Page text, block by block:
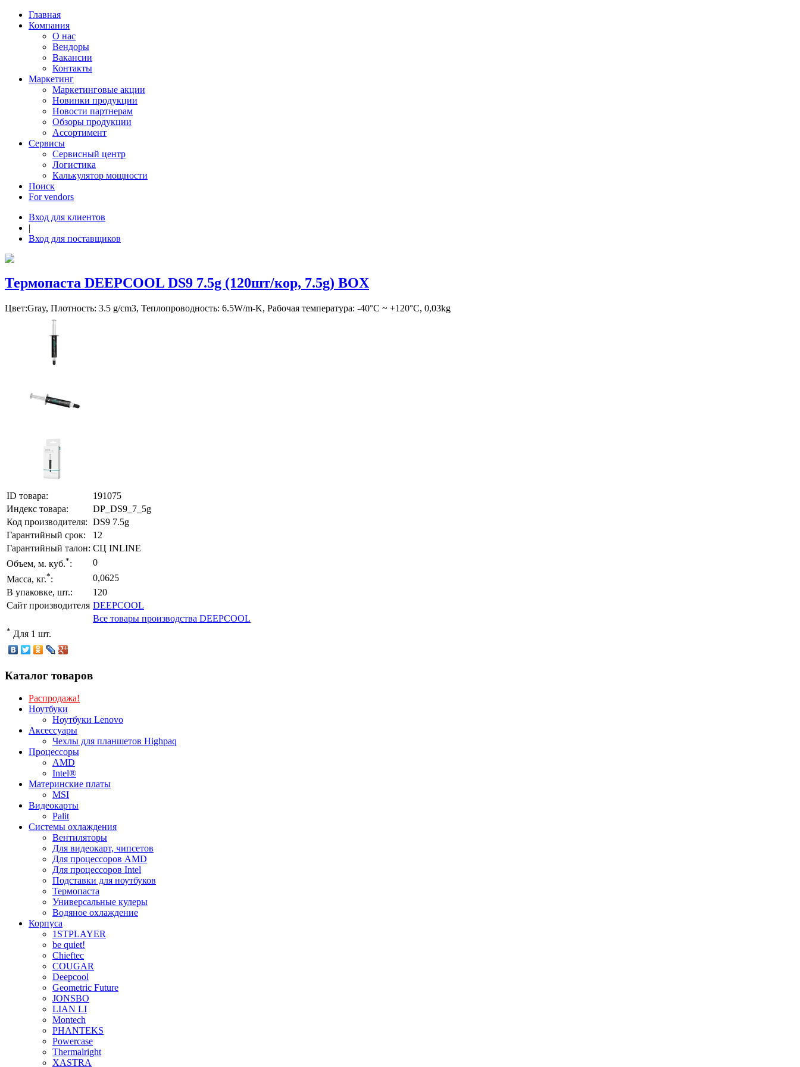
Главная
Компания
О нас
Вендоры
Вакансии
Контакты
Маркетинг
Маркетинговые акции
Новинки продукции
Новости партнерам
Обзоры продукции
Ассортимент
Сервисы
Сервисный центр
Логистика
Калькулятор мощности
Поиск
For vendors
Вход для клиентов
|
Вход для поставщиков
Термопаста DEEPCOOL DS9 7.5g (120шт/кор, 7.5g) BOX
Цвет:Gray, Плотность: 3.5 g/cm3, Теплопроводность: 6.5W/m-K, Рабочая температура: -40°C ~ +120°C, 0,03kg
ID товара:
191075
Индекс товара:
DP_DS9_7_5g
Код производителя: DS9 7.5g
Гарантийный срок:
12
Гарантийный талон: СЦ INLINE
Объем, м. куб.*:
0
Масса, кг.*:
0,0625
В упаковке, шт.:
120
Сайт производителя DEEPCOOL
Все товары производства DEEPCOOL
* Для 1 шт.
Каталог товаров
Распродажа!
Ноутбуки
Ноутбуки Lenovo
Аксессуары
Чехлы для планшетов Highpaq
Процессоры
AMD
Intel®
Материнские платы
MSI
Видеокарты
Palit
Системы охлаждения
Вентиляторы
Для видеокарт, чипсетов
Для процессоров AMD
Для процессоров Intel
Подставки для ноутбуков
Термопаста
Универсальные кулеры
Водяное охлаждение
Корпуса
1STPLAYER
be quiet!
Chieftec
COUGAR
Deepcool
Geometric Future
JONSBO
LIAN LI
Montech
PHANTEKS
Powercase
Thermalright
XASTRA